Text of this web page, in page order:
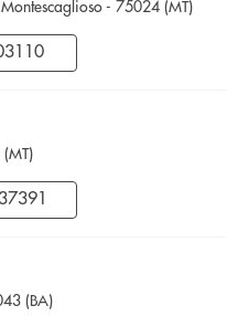
- 75024 (MT)
(BA)